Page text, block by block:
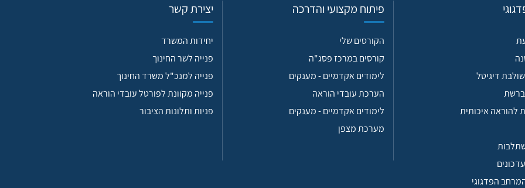
דיגיטל
להוראה איכותית
הפדגוגי
פיתוח מקצועי והדרכה
הקורסים שלי
קורסים במרכז פסג"ה
לימודים אקדמיים - מענקים
הערכת עובדי הוראה
לימודים אקדמיים - מענקים
מערכת מצפן
יצירת קשר
יחידות המשרד
פנייה לשר החינוך
פנייה למנכ"ל משרד החינוך
פנייה מקוונת לפורטל עובדי הוראה
פניות ותלונות הציבור